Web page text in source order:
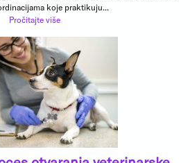
koje praktikuju...
Pročitajte više